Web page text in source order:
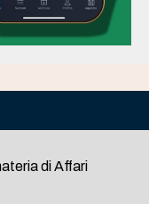
di Affari